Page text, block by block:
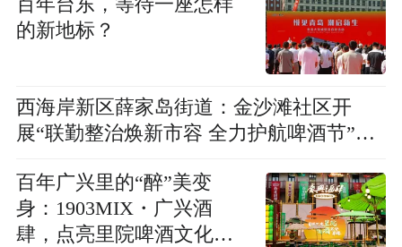
的新地标？
西海岸新区薛家岛街道：金沙滩社区开
展“联勤整治焕新市容 全力护航啤酒节”专
百年广兴里的“醉”美变
身：1903MIX・广兴酒
肆，点亮里院啤酒文化名